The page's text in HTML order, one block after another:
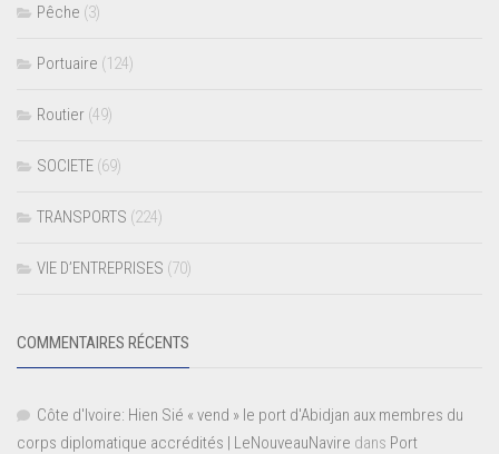
Pêche (3)
Portuaire (124)
Routier (49)
SOCIETE (69)
TRANSPORTS (224)
VIE D’ENTREPRISES (70)
COMMENTAIRES RÉCENTS
Côte d'Ivoire: Hien Sié « vend » le port d'Abidjan aux membres du
corps diplomatique accrédités | LeNouveauNavire dans Port